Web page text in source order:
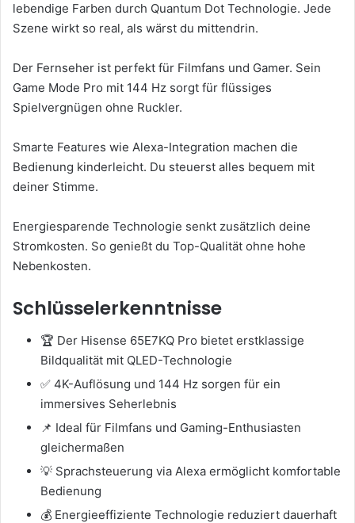
lebendige Farben durch Quantum Dot Technologie. Jede
Szene wirkt so real, als wärst du mittendrin.
Der Fernseher ist perfekt für Filmfans und Gamer. Sein
Game Mode Pro mit 144 Hz sorgt für flüssiges
Spielvergnügen ohne Ruckler.
Smarte Features wie Alexa-Integration machen die
Bedienung kinderleicht. Du steuerst alles bequem mit
deiner Stimme.
Energiesparende Technologie senkt zusätzlich deine
Stromkosten. So genießt du Top-Qualität ohne hohe
Nebenkosten.
Schlüsselerkenntnisse
🏆 Der Hisense 65E7KQ Pro bietet erstklassige
Bildqualität mit QLED-Technologie
✅ 4K-Auflösung und 144 Hz sorgen für ein
immersives Seherlebnis
📌 Ideal für Filmfans und Gaming-Enthusiasten
gleichermaßen
💡 Sprachsteuerung via Alexa ermöglicht komfortable
Bedienung
💰 Energieeffiziente Technologie reduziert dauerhaft